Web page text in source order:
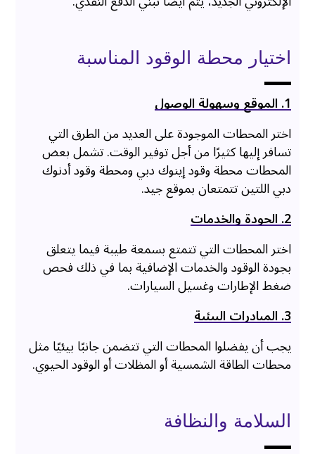
اختيار محطة الوقود المناسبة
1. الموقع وسهولة الوصول
اختر المحطات الموجودة على العديد من الطرق التي
تسافر إليها كثيرًا من أجل توفير الوقت. تشمل بعض
المحطات محطة وقود إينوك دبي ومحطة وقود أدنوك
دبي اللتين تتمتعان بموقع جيد.
2. الجودة والخدمات
اختر المحطات التي تتمتع بسمعة طيبة فيما يتعلق
بجودة الوقود والخدمات الإضافية بما في ذلك فحص
ضغط الإطارات وغسيل السيارات.
3. المبادرات البيئية
يجب أن يفضلوا المحطات التي تتضمن جانبًا بيئيًا مثل
محطات الطاقة الشمسية أو المظلات أو الوقود الحيوي.
السلامة والنظافة